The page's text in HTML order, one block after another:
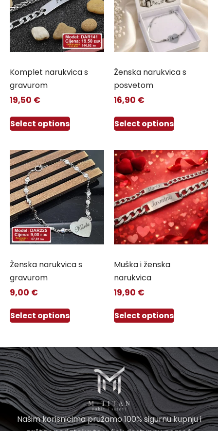
Komplet narukvica s
gravurom
19,50 €
Select options
Ženska narukvica s
posvetom
16,90 €
Select options
Ženska narukvica s
gravurom
9,00 €
Select options
Muška i ženska
narukvica
19,90 €
Select options
Našim korisnicima pružamo 100% sigurnu kupnju i